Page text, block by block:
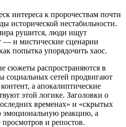
интереса к пророчествам почти
исторической нестабильности.
рушится, люди ищут
— и мистические сценарии
попытка упорядочить хаос.
сюжеты распространяются в
социальных сетей продвигают
а апокалиптические
этой логике. Заголовки о
временах» и «скрытых
эмоциональную реакцию, а
и репостов.